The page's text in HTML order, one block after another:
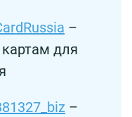
–
для
–